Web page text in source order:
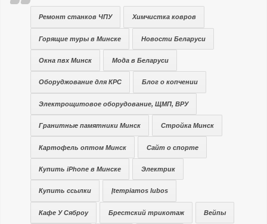
Ремонт станков ЧПУ Химчистка ковров
Горящие туры в Минске Новости Беларуси
Окна пвх Минск Мода в Беларуси
Оборуджование для КРС Блог о копчении
Электрощитовое оборудование, ЩМП, ВРУ
Гранитные памятники Минск Стройка Минск
Картофель оптом Минск Сайт о спорте
Купить iPhone в Минске Электрик
Купить ссылки Įtempiamos lubos
Кафе У Сяброу Брестский трикотаж Вейпы